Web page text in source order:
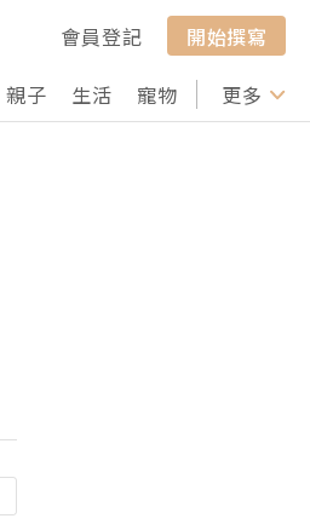
會員登記
開始撰寫
親子 生活 寵物 行山 打卡
更多